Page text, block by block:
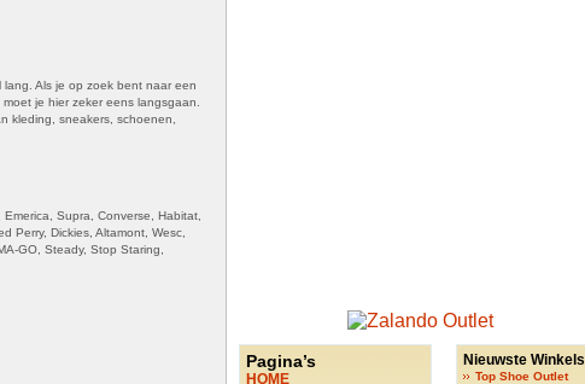
Als je op zoek bent naar een
je hier zeker eens langsgaan.
kleding, sneakers, schoenen,
Supra, Converse, Habitat,
Perry, Dickies, Altamont, Wesc,
GO, Steady, Stop Staring,
Pagina’s
HOME
Nieuwste Winkels
Top Shoe Outlet